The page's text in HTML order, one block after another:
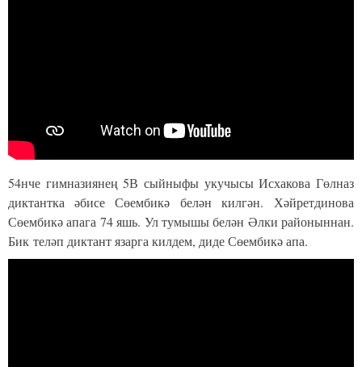
54нче гимназиянең 5В сыйныфы укучысы Исхакова Гөлназ
диктантка әбисе Сөембикә белән килгән. Хәйретдинова
Сөембикә апага 74 яшь. Ул тумышы белән Әлки районыннан.
Бик теләп диктант язарга килдем, диде Сөембикә апа.